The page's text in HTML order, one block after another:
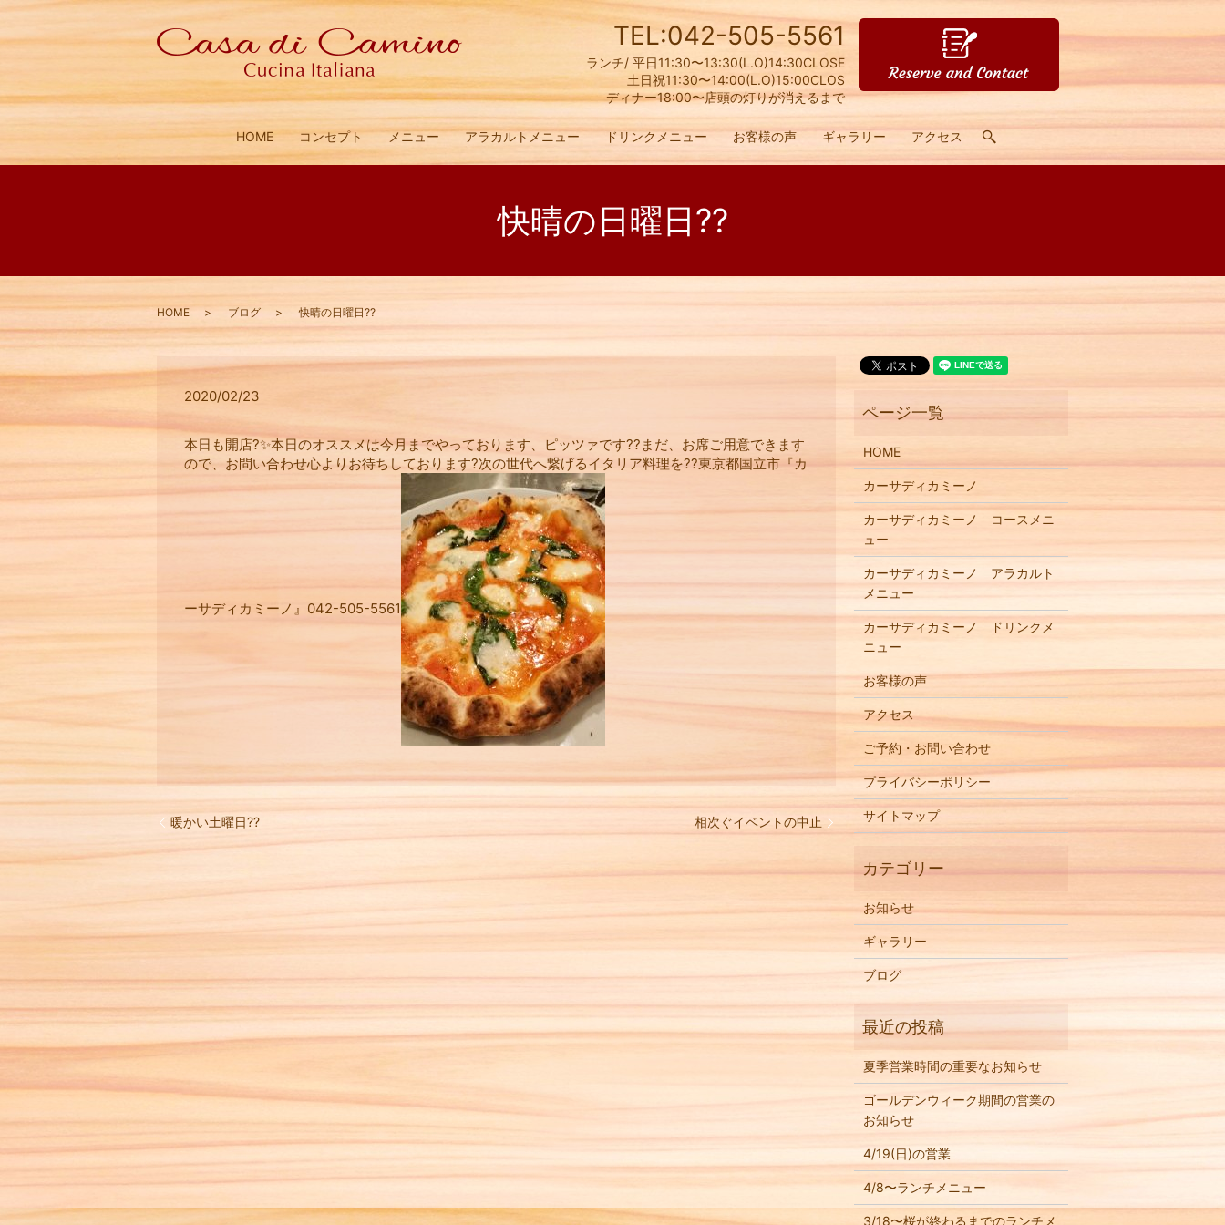
TEL:042-505-5561
ランチ/ 平日11:30〜13:30(L.O)14:30CLOSE
土日祝11:30〜14:00(L.O)15:00CLOS
ディナー18:00〜店頭の灯りが消えるまで
HOME コンセプト メニュー アラカルトメニュー ドリンクメニュー お客様の声 ギャラリー アクセス search
快晴の日曜日??
HOME ブログ 快晴の日曜日??
2020/02/23
本日も開店?✨本日のオススメは今月までやっております、ピッツァです??まだ、お席ご用意できます
ので、お問い合わせ心よりお待ちしております?次の世代へ繋げるイタリア料理を??東京都国立市『カ
ーサディカミーノ』042-505-5561
暖かい土曜日?? 相次ぐイベントの中止
HOME
カーサディカミーノ
カーサディカミーノ コースメニ
ュー
カーサディカミーノ アラカルト
メニュー
カーサディカミーノ ドリンクメ
ニュー
お客様の声
アクセス
ご予約・お問い合わせ
プライバシーポリシー
サイトマップ
お知らせ
ギャラリー
ブログ
夏季営業時間の重要なお知らせ
ゴールデンウィーク期間の営業の
お知らせ
4/19(日)の営業
4/8〜ランチメニュー
3/18〜桜が終わるまでのランチメ